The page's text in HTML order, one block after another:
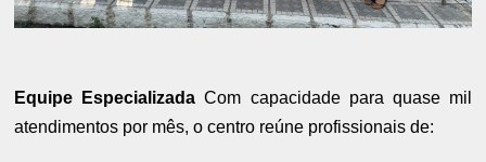
Equipe Especializada Com capacidade para quase mil
atendimentos por mês, o centro reúne profissionais de: